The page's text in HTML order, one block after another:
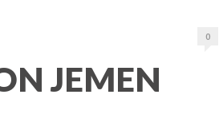
0
JEMEN